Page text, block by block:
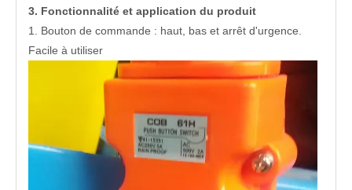
3. Fonctionnalité et application du produit
1. Bouton de commande : haut, bas et arrêt d'urgence.
Facile à utiliser